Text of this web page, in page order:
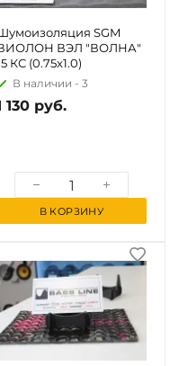
SGM
ВЭЛ "ВОЛНА"
КС (0.75x1.0)
В наличии - 3
130 руб.
В КОРЗИНУ